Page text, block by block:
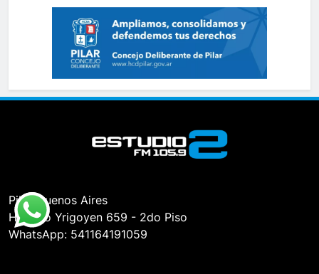
Pilar, Buenos Aires
Hipólito Yrigoyen 659 - 2do Piso
WhatsApp: 541164191059